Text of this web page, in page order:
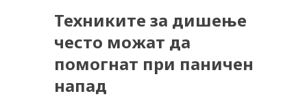
Техниките за дишење
често можат да
помогнат при паничен
напад